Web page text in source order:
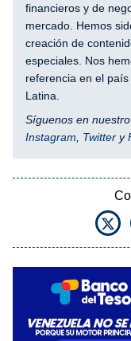
financieros y de
mercado. Hemos
creación de
especiales. Nos
referencia en el
Latina.
Síguenos en nuestro
Instagram
Twitter y